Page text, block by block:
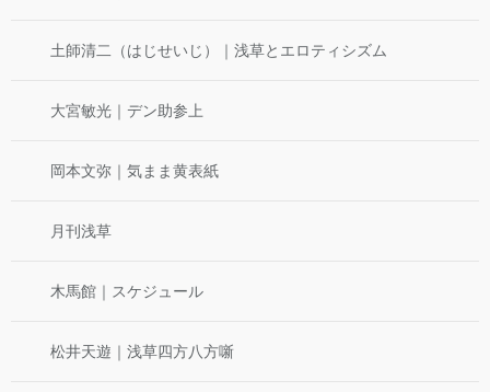
土師清二（はじせいじ）｜浅草とエロティシズム
大宮敏光｜デン助参上
岡本文弥｜気まま黄表紙
月刊浅草
木馬館｜スケジュール
松井天遊｜浅草四方八方噺